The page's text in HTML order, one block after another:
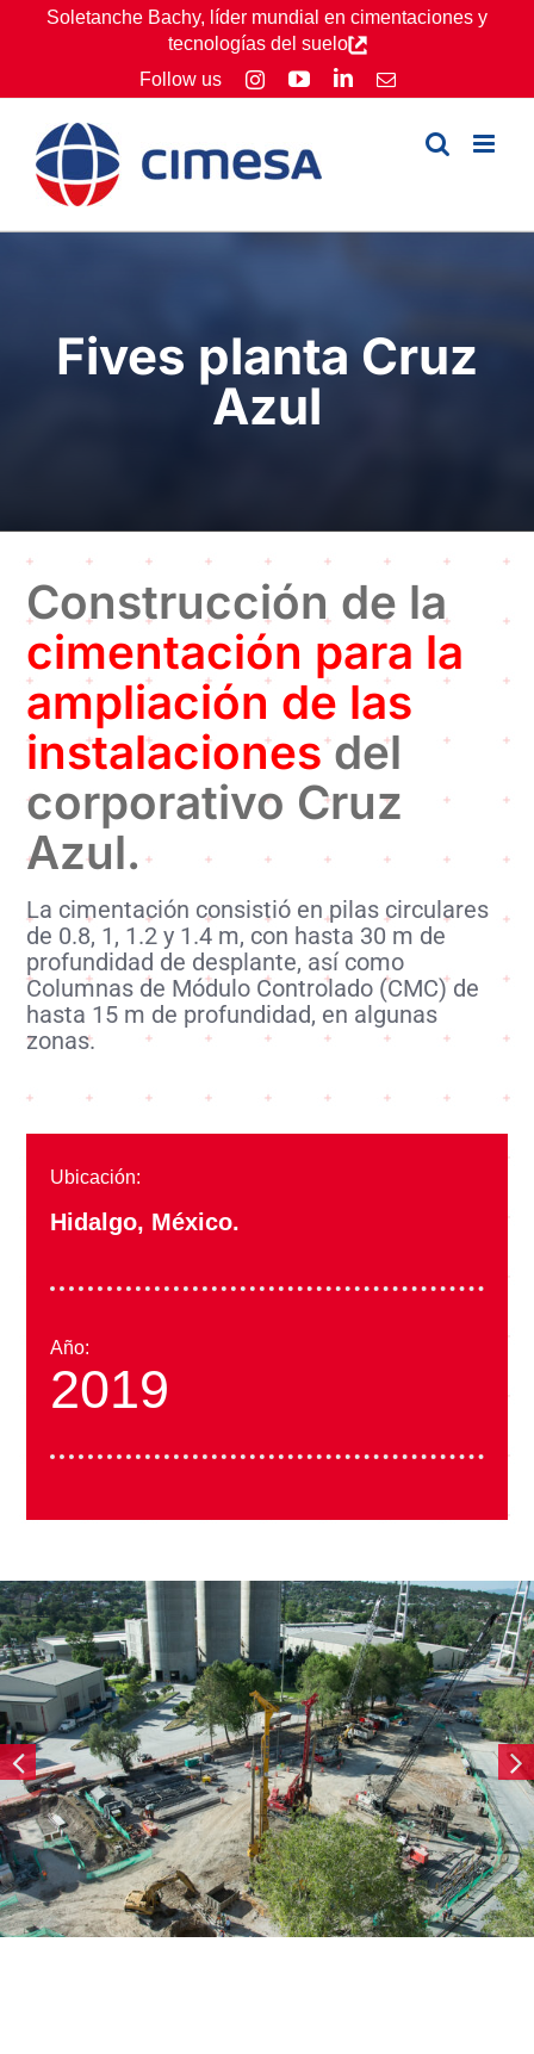
Soletanche Bachy, líder mundial en cimentaciones y
tecnologías del suelo
Follow us
InstagramYouTube
LinkedInEmail
Fives planta Cruz
Azul
Construcción de la
cimentación para la
ampliación de las
instalacionesdel
corporativo Cruz
Azul.
La cimentación consistió en pilas circulares
de 0.8, 1, 1.2 y 1.4 m, con hasta 30 m de
profundidad de desplante, así como
Columnas de Módulo Controlado (CMC) de
hasta 15 m de profundidad, en algunas
zonas.
Ubicación:
Hidalgo, México.
Año:
2019